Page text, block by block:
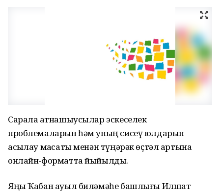
Сарала ҡатнашыусылар эскеселек
проблемаларын һәм уның сисеү юлдарын
асыҡлау маҡсаты менән түңәрәк өҫтәл артына
онлайн-форматта йыйылды.
Яңы Ҡабан ауыл биләмәһе башлығы Илшат